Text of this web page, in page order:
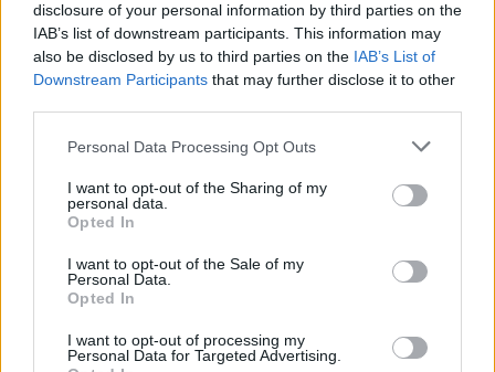
disclosure of your personal information by third parties on the
IAB’s list of downstream participants. This information may
also be disclosed by us to third parties on the IAB’s List of
Downstream Participants that may further disclose it to other
Please note that this website/app uses one or more Google
not limited to your visit or usage behaviour. You may click to
grant or deny consent to Google and its third-party tags to
use your data for below specified purposes in below Google
consent section.
Personal Data Processing Opt Outs
I want to opt-out of the Sharing of my
personal data.
Opted In
I want to opt-out of the Sale of my
Personal Data.
Opted In
I want to opt-out of processing my
Personal Data for Targeted Advertising.
Εθνική Νεανίδων: Με τη
Βουλγαρία για τις θέσεις 5-
8 του Ευρωμπάσκετ (live
stream)
ΕΛΣΤΑΤ: Στο 3,4% υποχώρησε ο πληθωρισμός τον Ιούλιο